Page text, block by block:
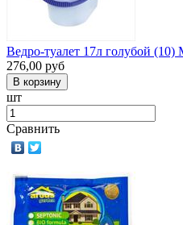
Ведро-туалет 17л голубой (10)
276,00 руб
шт
Сравнить